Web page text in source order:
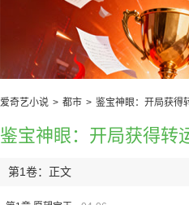
爱奇艺小说 > 都市 > 鉴宝神眼：开局获得
鉴宝神眼：开局获得转
第1卷：正文